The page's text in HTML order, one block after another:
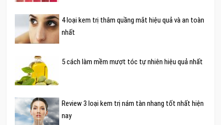
4 loại kem trị thâm quầng mắt hiệu quả và an toàn
nhất
5 cách làm mềm mượt tóc tự nhiên hiệu quả nhất
Review 3 loại kem trị nám tàn nhang tốt nhất hiện
nay